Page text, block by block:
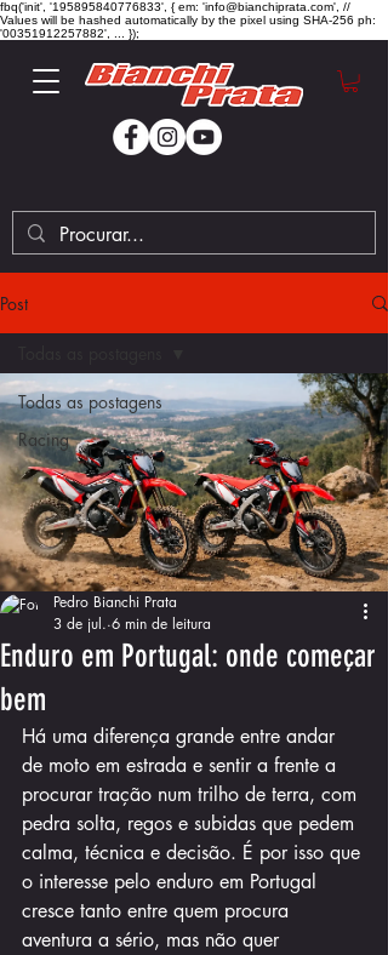
fbq('init', '195895840776833', { em: 'info@bianchiprata.com', //
Values will be hashed automatically by the pixel using SHA-256 ph:
'00351912257882', ... });
Post
Todas as postagens
Racing
Enduro em Portugal: onde começar
bem
Pedro Bianchi Prata
3 de jul. 6 min de leitura
Há uma diferença grande entre andar
de moto em estrada e sentir a frente a
procurar tração num trilho de terra, com
pedra solta, regos e subidas que pedem
calma, técnica e decisão. É por isso que
o interesse pelo enduro em Portugal
cresce tanto entre quem procura
aventura a sério, mas não quer